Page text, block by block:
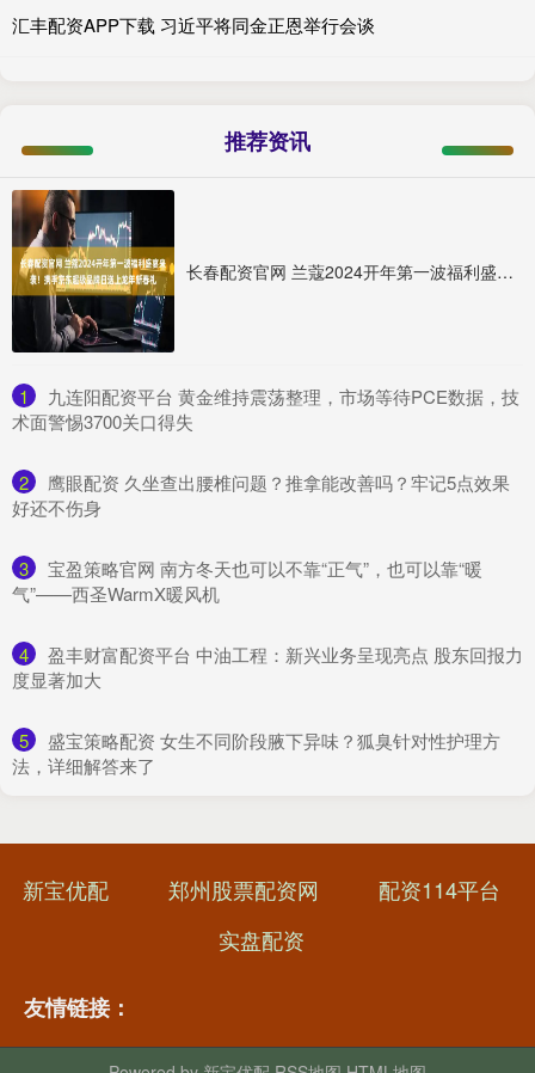
汇丰配资APP下载 习近平将同金正恩举行会谈
推荐资讯
长春配资官网 兰蔻2024开年第一波福利盛宴来袭！携手京东超级品牌日送上龙年新春礼
1
​九连阳配资平台 黄金维持震荡整理，市场等待PCE数据，技
术面警惕3700关口得失
2
​鹰眼配资 久坐查出腰椎问题？推拿能改善吗？牢记5点效果
好还不伤身
3
​宝盈策略官网 南方冬天也可以不靠“正气”，也可以靠“暖
气”——西圣WarmX暖风机
4
​盈丰财富配资平台 中油工程：新兴业务呈现亮点 股东回报力
度显著加大
5
​盛宝策略配资 女生不同阶段腋下异味？狐臭针对性护理方
法，详细解答来了
新宝优配 郑州股票配资网
配资114平台
实盘配资
友情链接：